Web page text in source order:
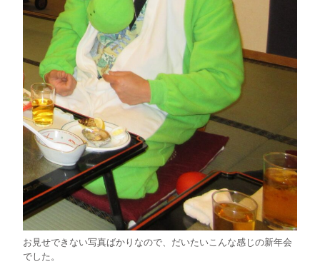
お見せできない写真ばかりなので、だいたいこんな感じの新年会
でした。